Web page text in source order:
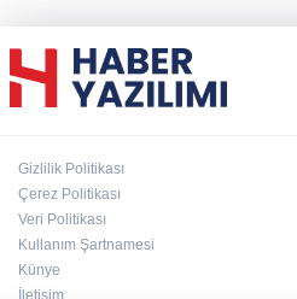
Gizlilik Politikası
Çerez Politikası
Veri Politikası
Kullanım Şartnamesi
Künye
İletişim